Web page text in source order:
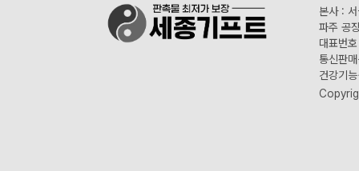
본사 :
파주 공
대표번
통신판
건강기